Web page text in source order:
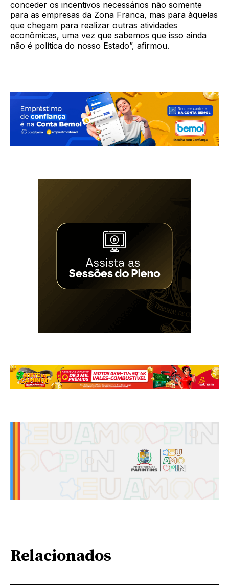
conceder os incentivos necessários não somente
para as empresas da Zona Franca, mas para àquelas
que chegam para realizar outras atividades
econômicas, uma vez que sabemos que isso ainda
não é política do nosso Estado”, afirmou.
Relacionados